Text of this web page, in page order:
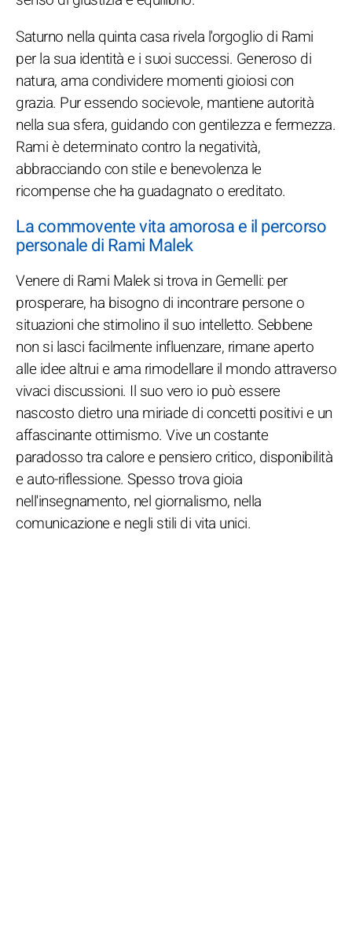
Saturno nella quinta casa rivela l'orgoglio di Rami
per la sua identità e i suoi successi. Generoso di
natura, ama condividere momenti gioiosi con
grazia. Pur essendo socievole, mantiene autorità
nella sua sfera, guidando con gentilezza e fermezza.
Rami è determinato contro la negatività,
abbracciando con stile e benevolenza le
ricompense che ha guadagnato o ereditato.
La commovente vita amorosa e il percorso
personale di Rami Malek
Venere di Rami Malek si trova in Gemelli: per
prosperare, ha bisogno di incontrare persone o
situazioni che stimolino il suo intelletto. Sebbene
non si lasci facilmente influenzare, rimane aperto
alle idee altrui e ama rimodellare il mondo attraverso
vivaci discussioni. Il suo vero io può essere
nascosto dietro una miriade di concetti positivi e un
affascinante ottimismo. Vive un costante
paradosso tra calore e pensiero critico, disponibilità
e auto-riflessione. Spesso trova gioia
nell'insegnamento, nel giornalismo, nella
comunicazione e negli stili di vita unici.